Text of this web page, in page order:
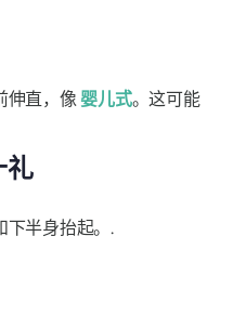
伸直，像 婴儿式。这可能
礼
下半身抬起。.